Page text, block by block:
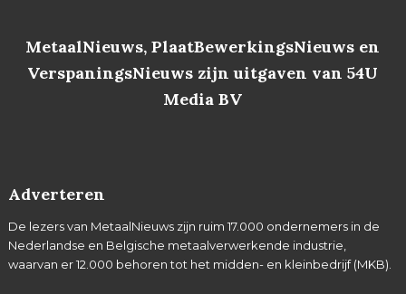
MetaalNieuws, PlaatBewerkingsNieuws en
VerspaningsNieuws zijn uitgaven van 54U
Media BV
Adverteren
De lezers van MetaalNieuws zijn ruim 17.000 ondernemers in de
Nederlandse en Belgische metaalverwerkende industrie,
waarvan er 12.000 behoren tot het midden- en kleinbedrijf (MKB).